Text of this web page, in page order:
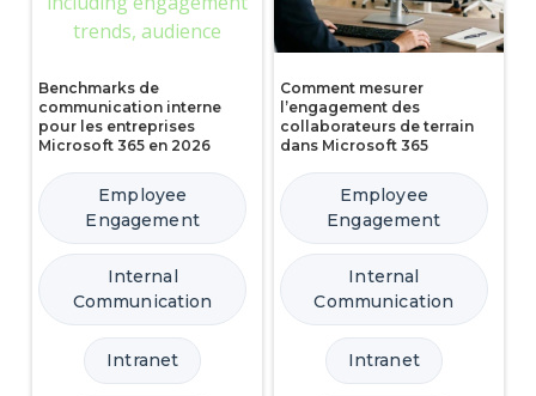
Benchmarks de
communication interne
pour les entreprises
Microsoft 365 en 2026
Employee
Engagement
Internal
Communication
Intranet
Comment mesurer
l’engagement des
collaborateurs de terrain
dans Microsoft 365
Employee
Engagement
Internal
Communication
Intranet